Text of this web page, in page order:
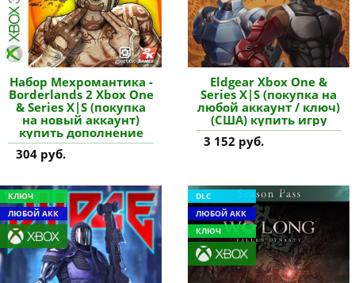
Набор Мехромантика -
Borderlands 2 Xbox One
& Series X|S (покупка
на новый аккаунт)
купить дополнение
304 руб.
Eldgear Xbox One &
Series X|S (покупка на
любой аккаунт / ключ)
(США) купить игру
3 152 руб.
КЛЮЧ
ЛЮБОЙ АКК
DLC
ЛЮБОЙ АКК
КЛЮЧ